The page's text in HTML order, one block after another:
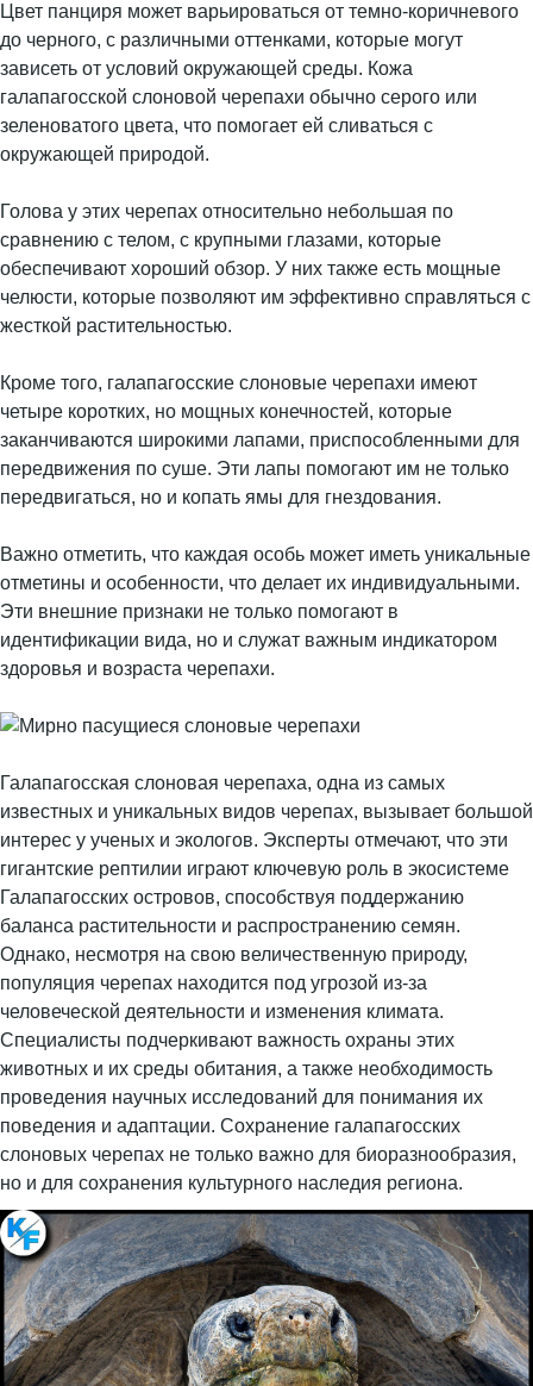
Цвет панциря может варьироваться от темно-коричневого
до черного, с различными оттенками, которые могут
зависеть от условий окружающей среды. Кожа
галапагосской слоновой черепахи обычно серого или
зеленоватого цвета, что помогает ей сливаться с
окружающей природой.
Голова у этих черепах относительно небольшая по
сравнению с телом, с крупными глазами, которые
обеспечивают хороший обзор. У них также есть мощные
челюсти, которые позволяют им эффективно справляться с
жесткой растительностью.
Кроме того, галапагосские слоновые черепахи имеют
четыре коротких, но мощных конечностей, которые
заканчиваются широкими лапами, приспособленными для
передвижения по суше. Эти лапы помогают им не только
передвигаться, но и копать ямы для гнездования.
Важно отметить, что каждая особь может иметь уникальные
отметины и особенности, что делает их индивидуальными.
Эти внешние признаки не только помогают в
идентификации вида, но и служат важным индикатором
здоровья и возраста черепахи.
Галапагосская слоновая черепаха, одна из самых
известных и уникальных видов черепах, вызывает большой
интерес у ученых и экологов. Эксперты отмечают, что эти
гигантские рептилии играют ключевую роль в экосистеме
Галапагосских островов, способствуя поддержанию
баланса растительности и распространению семян.
Однако, несмотря на свою величественную природу,
популяция черепах находится под угрозой из-за
человеческой деятельности и изменения климата.
Специалисты подчеркивают важность охраны этих
животных и их среды обитания, а также необходимость
проведения научных исследований для понимания их
поведения и адаптации. Сохранение галапагосских
слоновых черепах не только важно для биоразнообразия,
но и для сохранения культурного наследия региона.